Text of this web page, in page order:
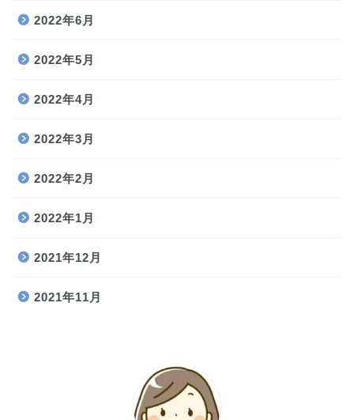
2022年6月
2022年5月
2022年4月
2022年3月
2022年2月
2022年1月
2021年12月
2021年11月